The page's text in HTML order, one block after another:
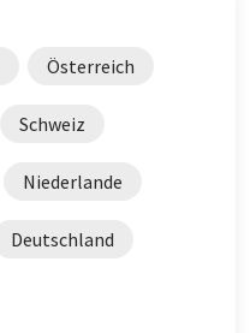
Österreich
Schweiz
Niederlande
Deutschland